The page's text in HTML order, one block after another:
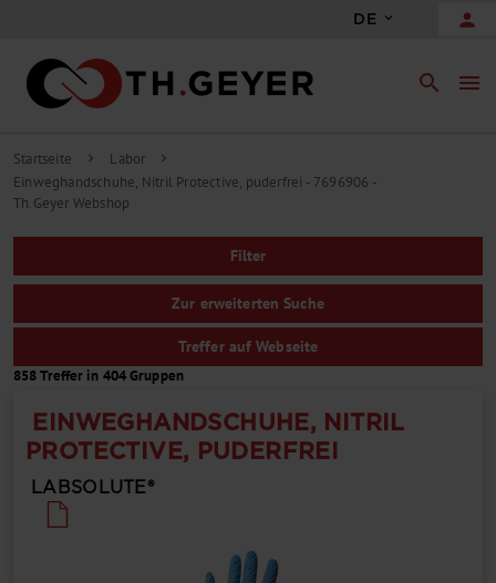
DE person
search menu
Startseite chevron_right Labor chevron_right
Einweghandschuhe, Nitril Protective, puderfrei - 7696906 -
Th.Geyer Webshop
Filter
Zur erweiterten Suche
Treffer auf Webseite
858 Treffer in 404 Gruppen
EINWEGHANDSCHUHE, NITRIL
PROTECTIVE, PUDERFREI
LABSOLUTE®